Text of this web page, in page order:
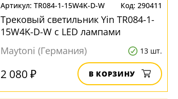
TR084-1-15W4K-D-W 290411
Трековый светильник Yin TR084-1-
15W4K-D-W с LED лампами
Maytoni (Германия)
13 шт.
2 080 ₽ В КОРЗИНУ